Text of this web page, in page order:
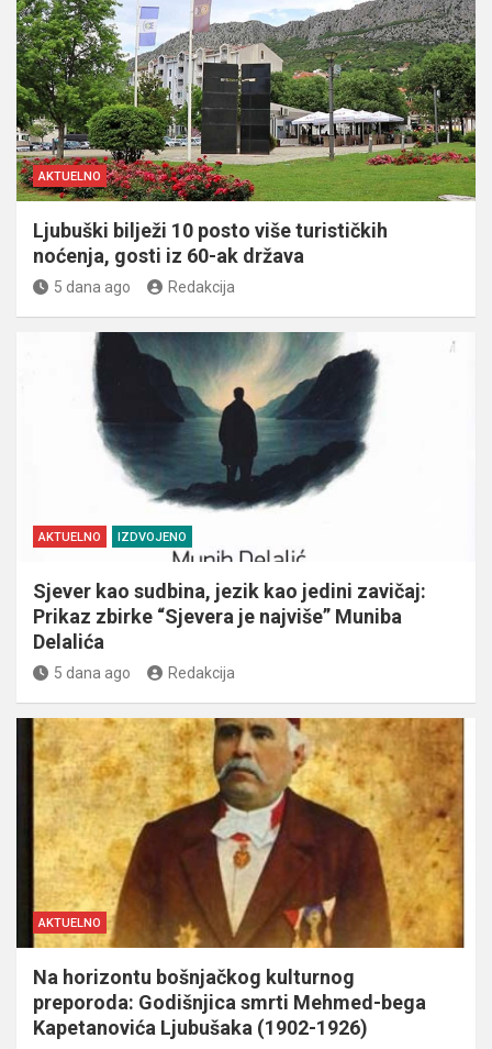
AKTUELNO
Ljubuški bilježi 10 posto više turističkih
noćenja, gosti iz 60-ak država
5 dana ago Redakcija
AKTUELNO IZDVOJENO
Sjever kao sudbina, jezik kao jedini zavičaj:
Prikaz zbirke “Sjevera je najviše” Muniba
Delalića
5 dana ago Redakcija
AKTUELNO
Na horizontu bošnjačkog kulturnog
preporoda: Godišnjica smrti Mehmed-bega
Kapetanovića Ljubušaka (1902-1926)